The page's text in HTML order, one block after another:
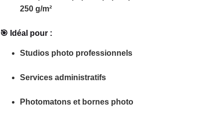
250 g/m²
🎯 Idéal pour :
Studios photo professionnels
Services administratifs
Photomatons et bornes photo